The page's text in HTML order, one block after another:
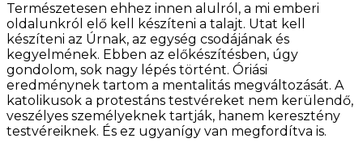
Természetesen ehhez innen alulról, a mi emberi
oldalunkról elő kell készíteni a talajt. Utat kell
készíteni az Úrnak, az egység csodájának és
kegyelmének. Ebben az előkészítésben, úgy
gondolom, sok nagy lépés történt. Óriási
eredménynek tartom a mentalitás megváltozását. A
katolikusok a protestáns testvéreket nem kerülendő,
veszélyes személyeknek tartják, hanem keresztény
testvéreiknek. És ez ugyanígy van megfordítva is.